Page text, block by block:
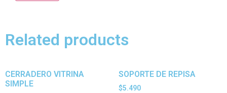
Related products
CERRADERO VITRINA
SIMPLE
SOPORTE DE REPISA
$5.490